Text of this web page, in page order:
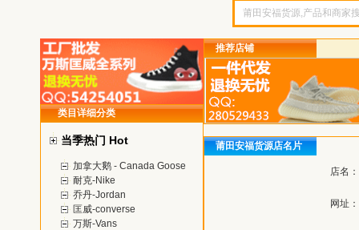
类目详细分类
当季热门 Hot
加拿大鹅 - Canada Goose
耐克-Nike
乔丹-Jordan
匡威-converse
万斯-Vans
推荐店铺
莆田安福货源店名片
店名：
网址：